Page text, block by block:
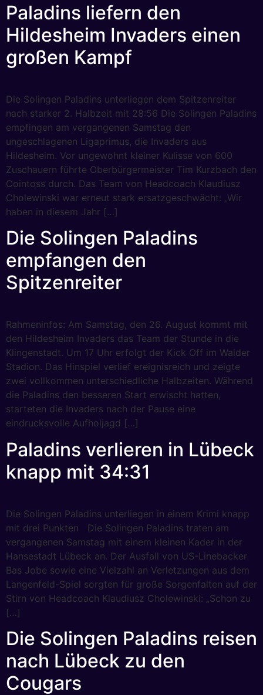
Paladins liefern den
Hildesheim Invaders einen
großen Kampf
Die Solingen Paladins unterliegen dem Spitzenreiter
nach starker 2. Halbzeit mit 28:56 Die Solingen Paladins
empfingen am vergangenen Samstag den
ungeschlagenen Ligaprimus, die Invaders aus
Hildesheim. Vor ungewohnt kleiner Kulisse von 600
Zuschauern führte Oberbürgermeister Tim Kurzbach den
Cointoss durch. Das Team von Headcoach Klaudiusz
Cholewinski war erneut stark ersatzgeschwächt: „Wir
haben in diesem Jahr […]
Die Solingen Paladins
empfangen den
Spitzenreiter
Rahmeninfos: Am Samstag, den 26. August kommt mit
den Hildesheim Invaders das Team der Stunde in die
Klingenstadt. Um 17 Uhr erfolgt der Kick Off im Walder
Stadion. Das Hinspiel verlief ereignisreich und zeigte
zwei vollkommen unterschiedliche Halbzeiten. Während
die Paladins den besseren Start erwischt hatten,
starteten die Invaders nach der Pause eine
eindrucksvolle Aufholjagd […]
Paladins verlieren in Lübeck
knapp mit 34:31
Die Solingen Paladins unterliegen in einem Krimi knapp
mit drei Punkten Die Solingen Paladins traten am
vergangenen Samstag mit einem kleinen Kader in der
Hansestadt Lübeck an. Der Ausfall von US-Linebacker
Bas Jobe sowie eine Vielzahl an Verletzungen aus dem
Langenfeld-Spiel sorgten für große Sorgenfalten auf der
Stirn von Headcoach Klaudiusz Cholewinski: „Schon zu
[…]
Die Solingen Paladins reisen
nach Lübeck zu den
Cougars